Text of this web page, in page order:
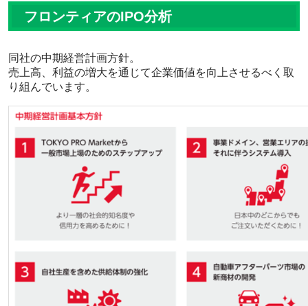
フロンティアのIPO分析
同社の中期経営計画方針。
売上高、利益の増大を通じて企業価値を向上させるべく取
り組んでいます。